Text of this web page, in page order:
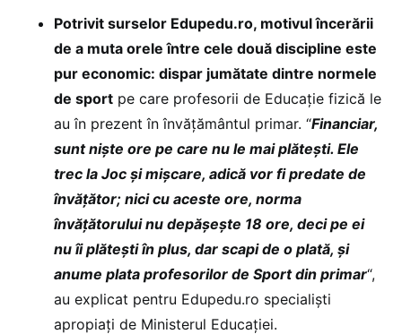
Potrivit surselor Edupedu.ro, motivul încerării
de a muta orele între cele două discipline este
pur economic: dispar jumătate dintre normele
de sport pe care profesorii de Educație fizică le
au în prezent în învățământul primar. “Financiar,
sunt niște ore pe care nu le mai plătești. Ele
trec la Joc și mișcare, adică vor fi predate de
învățător; nici cu aceste ore, norma
învățătorului nu depășește 18 ore, deci pe ei
nu îi plătești în plus, dar scapi de o plată, și
anume plata profesorilor de Sport din primar“,
au explicat pentru Edupedu.ro specialiști
apropiați de Ministerul Educației.